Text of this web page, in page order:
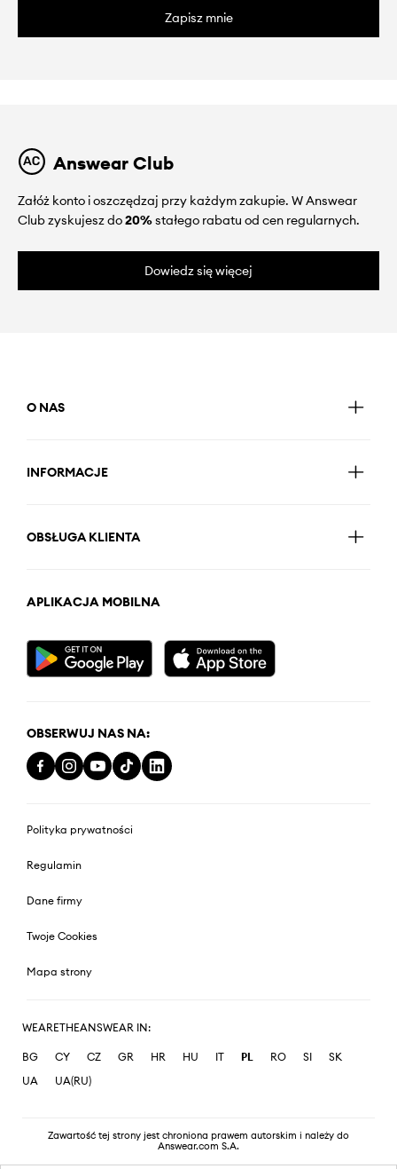
Zapisz mnie
Answear Club
Załóż konto i oszczędzaj przy każdym zakupie. W Answear
Club zyskujesz do20%stałego rabatu od cen regularnych.
Dowiedz się więcej
O NAS
INFORMACJE
OBSŁUGA KLIENTA
APLIKACJA MOBILNA
OBSERWUJ NAS NA:
Polityka prywatności
Regulamin
Dane firmy
Twoje Cookies
Mapa strony
WEARETHEANSWEAR IN:
BG CY CZ GR HR HU IT PL RO SI
SK
UA
UA(RU)
Zawartość tej strony jest chroniona prawem autorskim i należy do
Answear.com S.A.